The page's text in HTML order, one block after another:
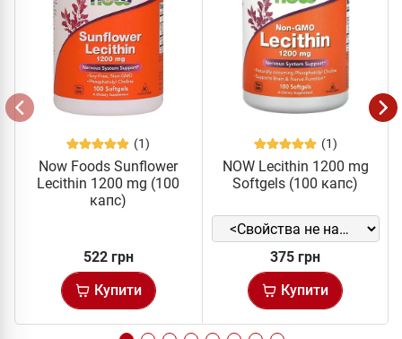
(1)
Now Foods Sunflower
Lecithin 1200 mg (100
капс)
522 грн
Купити
(1)
NOW Lecithin 1200 mg
Softgels (100 капс)
375 грн
Купити